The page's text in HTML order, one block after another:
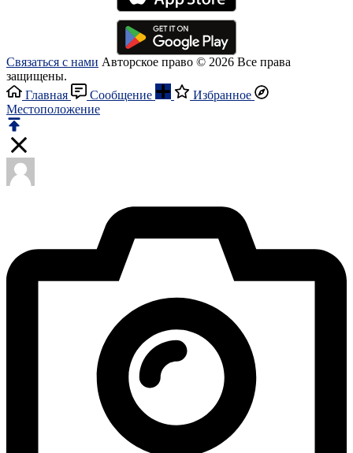
Связаться с нами Авторское право © 2026 Все права
защищены.
Главная
Сообщение
Избранное
Местоположение